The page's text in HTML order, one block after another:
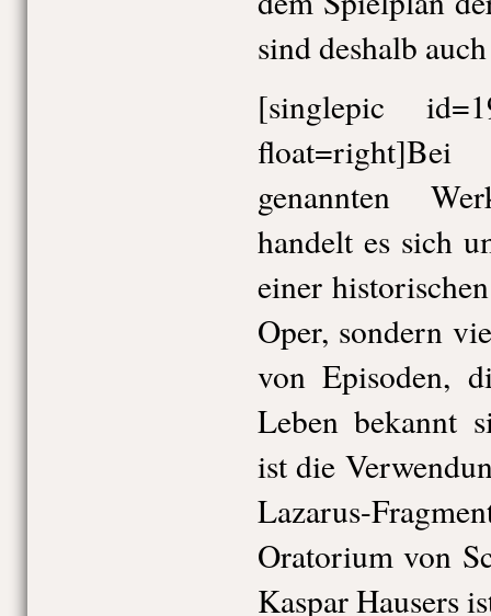
sind deshalb
[singlepic
genannten
handelt es sich
einer
Oper, sondern
von Episoden,
Leben bekannt
ist die
Lazarus-
Oratorium von
Kaspar Hausers